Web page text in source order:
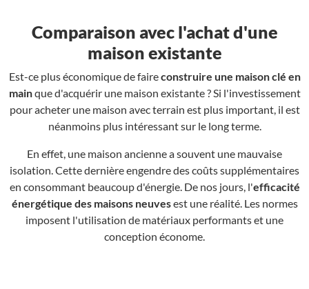
Comparaison avec l'achat d'une
maison existante
Est-ce plus économique de faireconstruire une maison clé en
mainque d'acquérir une maison existante ? Si l'investissement
pour acheter une maison avec terrain est plus important, il est
néanmoins plus intéressant sur le long terme.
En effet, une maison ancienne a souvent une mauvaise
isolation. Cette dernière engendre des coûts supplémentaires
en consommant beaucoup d'énergie. De nos jours, l'efficacité
énergétique des maisons neuvesest une réalité. Les normes
imposent l'utilisation de matériaux performants et une
conception économe.